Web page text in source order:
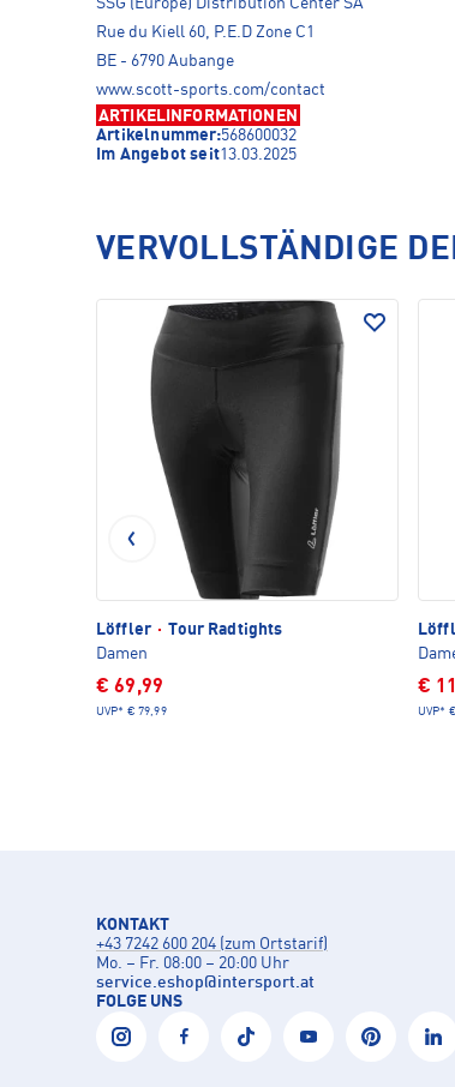
Rue du Kiell 60, P.E.D Zone C1
BE - 6790 Aubange
www.scott-sports.com/contact
ARTIKELINFORMATIONEN
Artikelnummer:568600032
Im Angebot seit13.03.2025
VERVOLLSTÄNDIGE
Löffler · Tour Radtights
Damen
€ 69,99
UVP* € 79,99
€
UVP*
KONTAKT
+43 7242 600 204 (zum Ortstarif)
Mo. – Fr. 08:00 – 20:00 Uhr
service.eshop@intersport.at
FOLGE UNS